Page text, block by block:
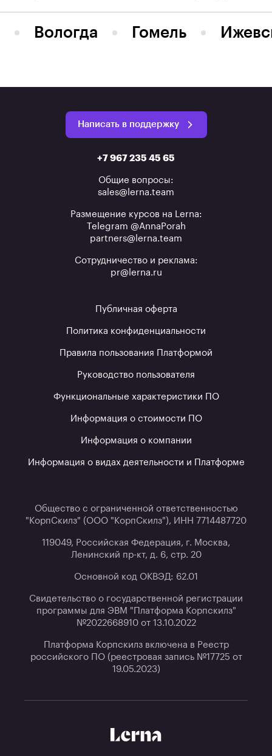
Вологда Гомель
Написать в поддержку
+7 967 235 45 65
Общие вопросы:
sales@lerna.team
Размещение курсов на Lerna:
Telegram @AnnaPorah
partners@lerna.team
Сотрудничество и реклама:
pr@lerna.ru
Публичная оферта
Политика конфиденциальности
Правила пользования Платформой
Руководство пользователя
Функциональные характеристики ПО
Информация о стоимости ПО
Информация о компании
Информация о видах деятельности и Платформе
Общество с ограниченной ответственностью
"КорпСкилз" (ООО "КорпСкилз"), ИНН 7714487720
119049, Российская Федерация, г. Москва,
Ленинский пр-кт, д. 6, стр. 20
Основной код ОКВЭД: 62.01
Свидетельство о государственной регистрации
программы для ЭВМ "Платформа Корпскилз"
№2022668910 от 13.10.2022
Платформа Корпскилз включена в Реестр
российского ПО (реестровая запись №17725 от
19.05.2023)